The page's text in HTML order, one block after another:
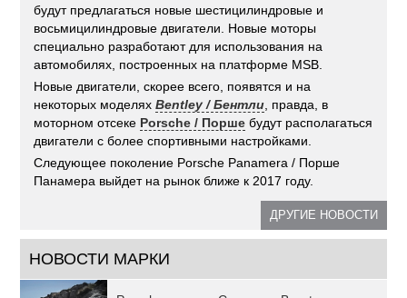
будут предлагаться новые шестицилиндровые и
восьмицилиндровые двигатели. Новые моторы
специально разработают для использования на
автомобилях, построенных на платформе MSB.
Новые двигатели, скорее всего, появятся и на
некоторых моделяхBentley / Бентли , правда, в
моторном отсеке Porsche / Порше будут располагаться
двигатели с более спортивными настройками.
Следующее поколение Porsche Panamera / Порше
Панамера выйдет на рынок ближе к 2017 году.
ДРУГИЕ НОВОСТИ
НОВОСТИ МАРКИ